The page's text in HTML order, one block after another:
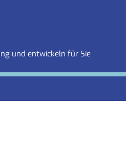
und entwickeln für Sie